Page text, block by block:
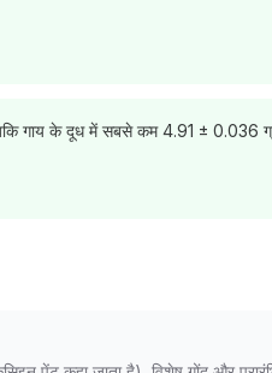
गाय के दूध में सबसे कम 4.91 ± 0.036